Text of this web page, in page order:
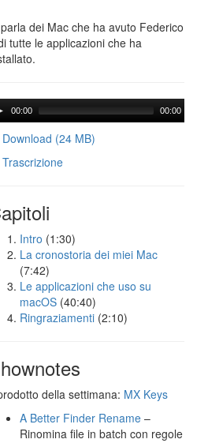
dei Mac che ha avuto Federico
tutte le applicazioni che ha
00:00 00:00
Download (24 MB)
Trascrizione
Intro (1:30)
La cronostoria dei miei Mac
(7:42)
Le applicazioni che uso su
macOS (40:40)
Ringraziamenti (2:10)
della settimana: MX Keys
A Better Finder Rename –
Rinomina file in batch con regole